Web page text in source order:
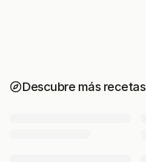
Descubre más recetas